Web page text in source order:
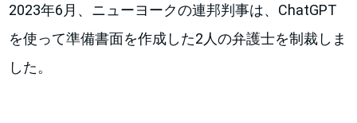
2023年6月、ニューヨークの連邦判事は、ChatGPT
を使って準備書面を作成した2人の弁護士を制裁しま
した。